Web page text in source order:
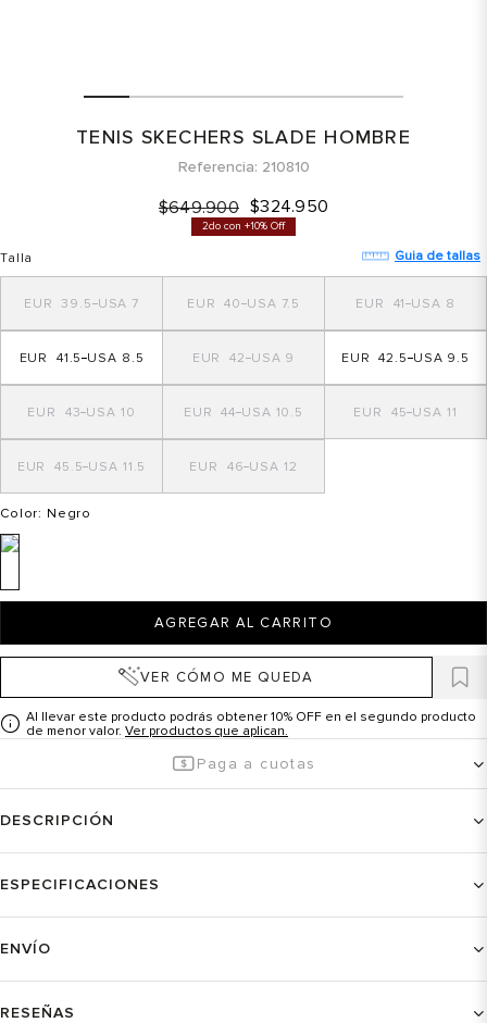
TENIS SKECHERS SLADE HOMBRE
Referencia 210810
$649.900 $324.950
2do con +10% Off
Talla Guia de tallas
7
39.5 7.5
40 8
41
8.5
41.5 9
42 9.5
42.5
10
43 10.5
44 11
45
11.5
45.5 12
46
Color: Negro
AGREGAR AL CARRITO
VER CÓMO ME QUEDA
Al llevar este producto podrás obtener 10% OFF en el segundo producto
de menor valor. Ver productos que aplican.
Paga a cuotas
DESCRIPCIÓN
ESPECIFICACIONES
ENVÍO
RESEÑAS